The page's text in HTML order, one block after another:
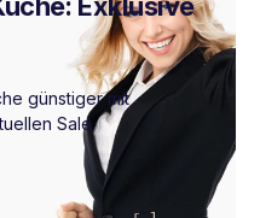
günstiger mit
Sale